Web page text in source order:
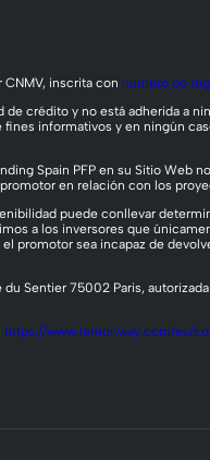
CNMV, inscrita con número de
crédito y no está adherida a
informativos y en ningún
Spain PFP en su Sitio Web
en relación con los
puede conllevar
a los inversores que
promotor sea incapaz de
Sentier 75002 Paris,
https://www.lemonway.com/es/